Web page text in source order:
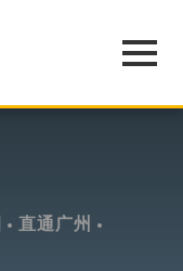
直通广州